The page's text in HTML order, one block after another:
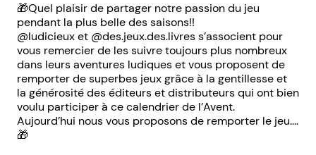
🎁Quel plaisir de partager notre passion du jeu
pendant la plus belle des saisons!!
@ludicieux et @des.jeux.des.livres s’associent pour
vous remercier de les suivre toujours plus nombreux
dans leurs aventures ludiques et vous proposent de
remporter de superbes jeux grâce à la gentillesse et
la générosité des éditeurs et distributeurs qui ont bien
voulu participer à ce calendrier de l’Avent.
Aujourd’hui nous vous proposons de remporter le jeu....
🎁